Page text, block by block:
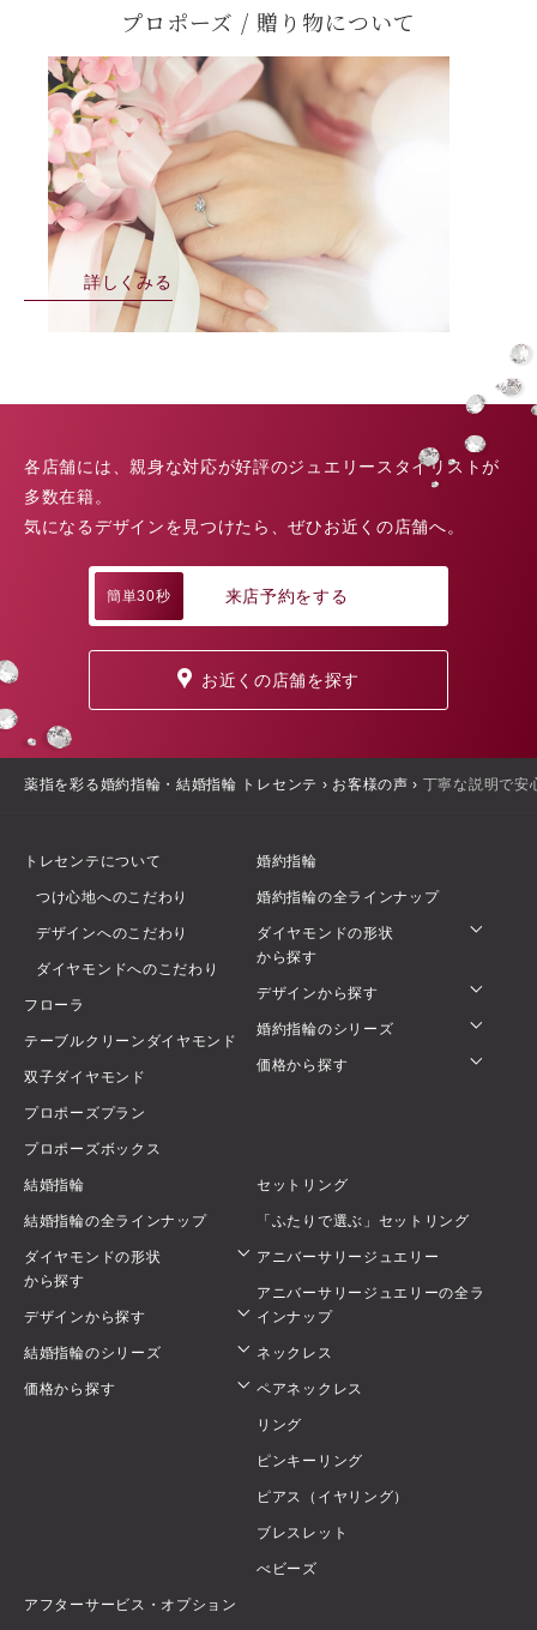
プロポーズ / 贈り物について
詳しくみる
各店舗には、親身な対応が好評のジュエリースタイリストが
多数在籍。
気になるデザインを見つけたら、ぜひお近くの店舗へ。
簡単30秒 来店予約をする
お近くの店舗を探す
薬指を彩る婚約指輪・結婚指輪 トレセンテ › お客様の声 › 丁寧な説明で安
トレセンテについて
つけ心地へのこだわり
デザインへのこだわり
ダイヤモンドへのこだわり
フローラ
テーブルクリーンダイヤモンド
双子ダイヤモンド
プロポーズプラン
プロポーズボックス
婚約指輪
婚約指輪の全ラインナップ
ダイヤモンドの形状
から探す
デザインから探す
婚約指輪のシリーズ
価格から探す
結婚指輪
結婚指輪の全ラインナップ
ダイヤモンドの形状
から探す
デザインから探す
結婚指輪のシリーズ
価格から探す
セットリング
「ふたりで選ぶ」セットリング
アニバーサリージュエリー
アニバーサリージュエリーの全ラ
インナップ
ネックレス
ペアネックレス
リング
ピンキーリング
ピアス（イヤリング）
ブレスレット
べビーズ
アフターサービス・オプション